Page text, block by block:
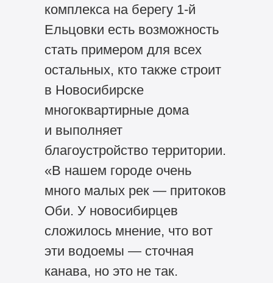
комплекса на берегу 1-й
Ельцовки есть возможность
стать примером для всех
остальных, кто также строит
в Новосибирске
многоквартирные дома
и выполняет
благоустройство территории.
«В нашем городе очень
много малых рек — притоков
Оби. У новосибирцев
сложилось мнение, что вот
эти водоемы — сточная
канава, но это не так.